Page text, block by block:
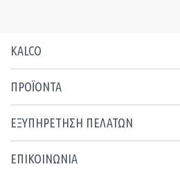
KALCO
ΠΡΟΪΟΝΤΑ
ΕΞΥΠΗΡΕΤΗΣΗ ΠΕΛΑΤΩΝ
ΕΠΙΚΟΙΝΩΝΙΑ